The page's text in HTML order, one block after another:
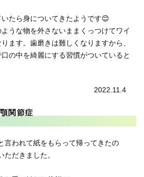
たら身についてきたようです😊
うな物を外さないままくっつけてワイ
ます。歯磨きは難しくなりますから、
の中を綺麗にする習慣がついていると
2022.11.4
関節症
言われて紙をもらって帰ってきたの
ただきました。